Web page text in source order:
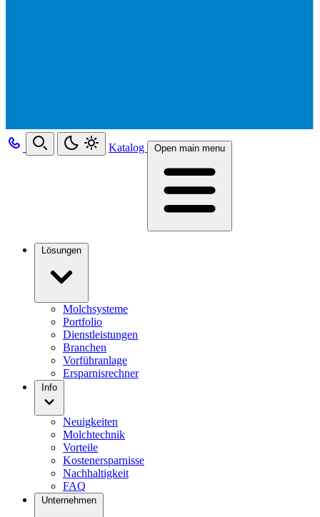
Katalog Open main menu
Lösungen
Molchsysteme
Portfolio
Dienstleistungen
Branchen
Vorführanlage
Ersparnisrechner
Info
Neuigkeiten
Molchtechnik
Vorteile
Kostenersparnisse
Nachhaltigkeit
FAQ
Unternehmen